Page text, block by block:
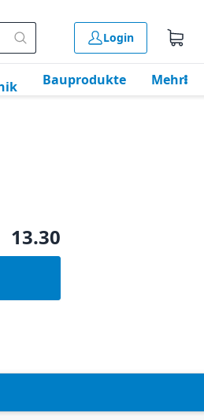
Login
Bauprodukte Mehr
13.30